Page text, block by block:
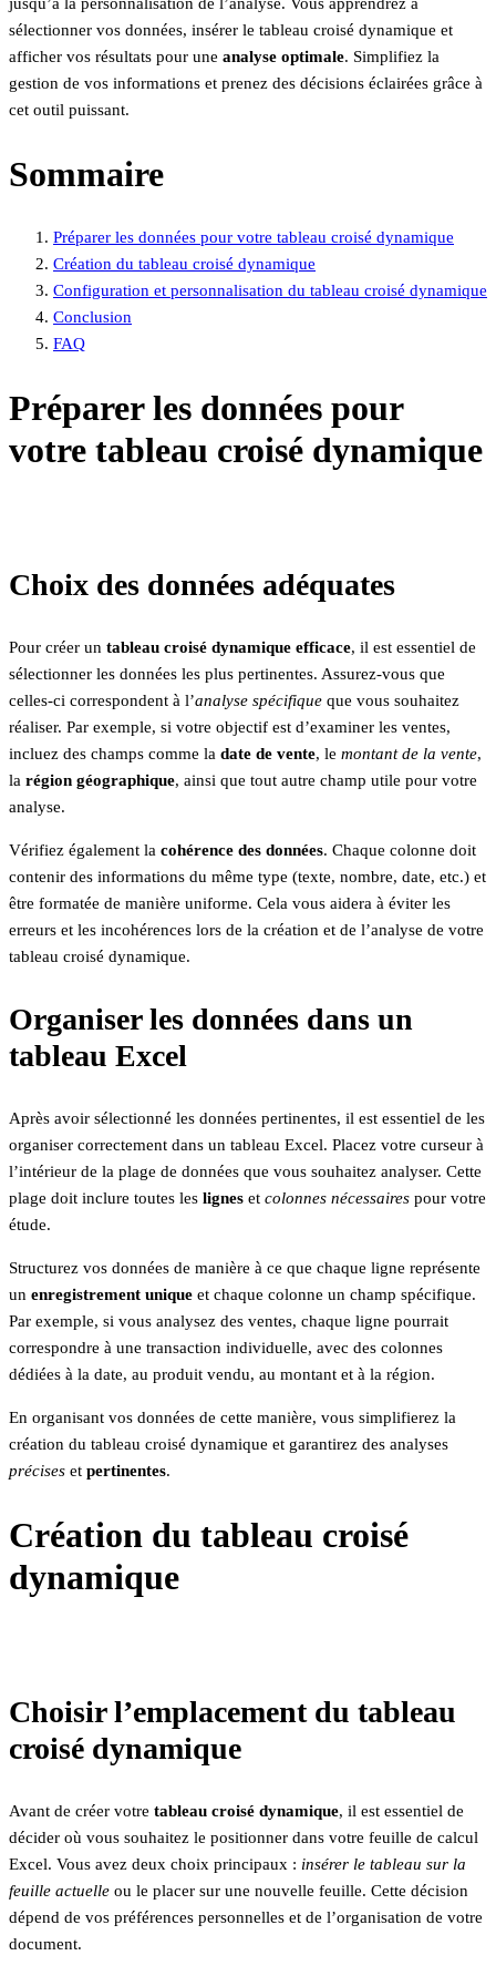
sélectionner vos données, insérer le tableau croisé dynamique et
afficher vos résultats pour une analyse optimale. Simplifiez la
gestion de vos informations et prenez des décisions éclairées grâce à
cet outil puissant.
Sommaire
Préparer les données pour votre tableau croisé dynamique
Création du tableau croisé dynamique
Configuration et personnalisation du tableau croisé dynamique
Conclusion
FAQ
Préparer les données pour
votre tableau croisé dynamique
Choix des données adéquates
Pour créer un tableau croisé dynamique efficace, il est essentiel de
sélectionner les données les plus pertinentes. Assurez-vous que
celles-ci correspondent à l’analyse spécifique que vous souhaitez
réaliser. Par exemple, si votre objectif est d’examiner les ventes,
incluez des champs comme la date de vente, le montant de la vente,
la région géographique, ainsi que tout autre champ utile pour votre
analyse.
Vérifiez également la cohérence des données. Chaque colonne doit
contenir des informations du même type (texte, nombre, date, etc.) et
être formatée de manière uniforme. Cela vous aidera à éviter les
erreurs et les incohérences lors de la création et de l’analyse de votre
tableau croisé dynamique.
Organiser les données dans un
tableau Excel
Après avoir sélectionné les données pertinentes, il est essentiel de les
organiser correctement dans un tableau Excel. Placez votre curseur à
l’intérieur de la plage de données que vous souhaitez analyser. Cette
plage doit inclure toutes les lignes et colonnes nécessaires pour votre
étude.
Structurez vos données de manière à ce que chaque ligne représente
un enregistrement unique et chaque colonne un champ spécifique.
Par exemple, si vous analysez des ventes, chaque ligne pourrait
correspondre à une transaction individuelle, avec des colonnes
dédiées à la date, au produit vendu, au montant et à la région.
En organisant vos données de cette manière, vous simplifierez la
création du tableau croisé dynamique et garantirez des analyses
précises et pertinentes.
Création du tableau croisé
dynamique
Choisir l’emplacement du tableau
croisé dynamique
Avant de créer votre tableau croisé dynamique, il est essentiel de
décider où vous souhaitez le positionner dans votre feuille de calcul
Excel. Vous avez deux choix principaux : insérer le tableau sur la
feuille actuelle ou le placer sur une nouvelle feuille. Cette décision
dépend de vos préférences personnelles et de l’organisation de votre
document.